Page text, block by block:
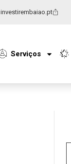
investirembaiao.pt
Serviços 